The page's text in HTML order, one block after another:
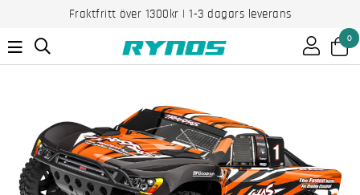
Fraktfritt över 1300kr | 1-3 dagars leverans
0